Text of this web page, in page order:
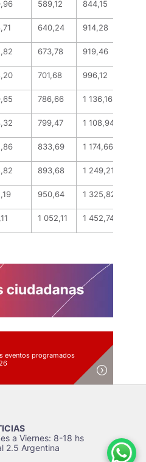
589,12 844,15
640,24 914,28
673,78 919,46
701,68 996,12
786,66 1 136,16
799,47 1 108,94
833,69 1 174,66
893,68 1 249,21
950,64 1 325,82
1 052,11 1 452,74
eventos programados
a Viernes: 8-18 hs
2.5 Argentina